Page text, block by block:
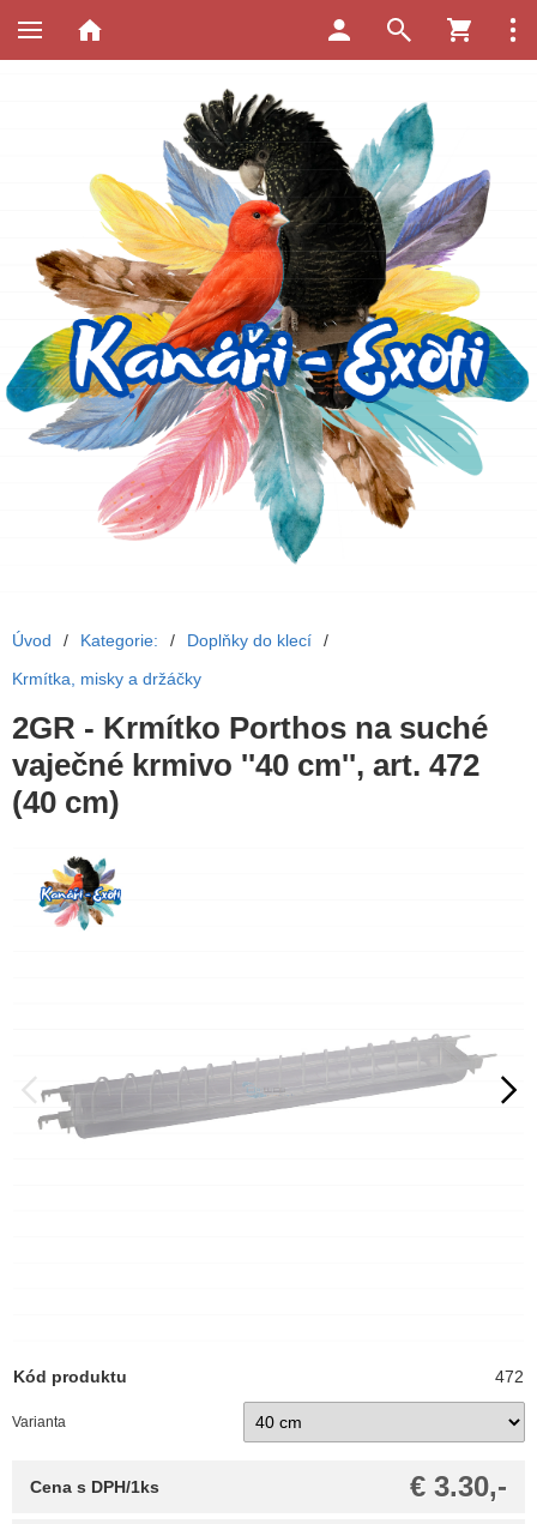
Úvod / Kategorie: / Doplňky do klecí
/
Krmítka, misky a držáčky
2GR - Krmítko Porthos na suché
vaječné krmivo ''40 cm'', art. 472
(40 cm)
Kód produktu 472
Varianta
€ 3.30,-
Cena s DPH/1ks